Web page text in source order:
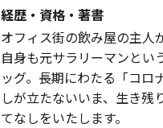
経歴・資格・著書
オフィス街の飲み屋の主人
自身も元サラリーマンとい
ッグ。長期にわたる「コロ
しが立たないいま、生き残
てなしをいたします。